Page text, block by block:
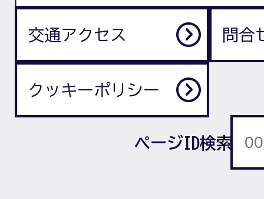
交通アクセス 問合
クッキーポリシー
ページID検索